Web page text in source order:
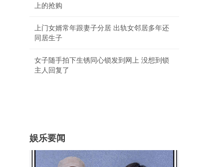
上的抢购
上门女婿常年跟妻子分居 出轨女邻居多年还
同居生子
女子随手拍下生锈同心锁发到网上 没想到锁
主人回复了
娱乐要闻